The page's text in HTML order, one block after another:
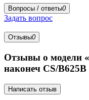
Вопросы / ответы0
Задать вопрос
Отзывы0
Отзывы о модели
наконеч CS/
Написать отзыв